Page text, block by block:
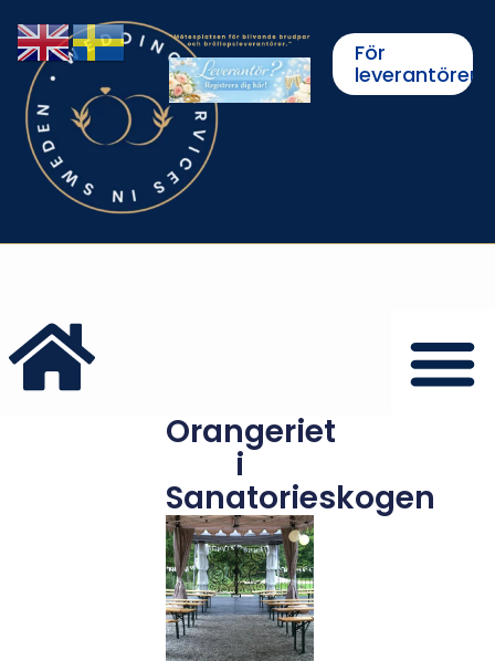
För
leverantörer
Orangeriet
i
Sanatorieskogen